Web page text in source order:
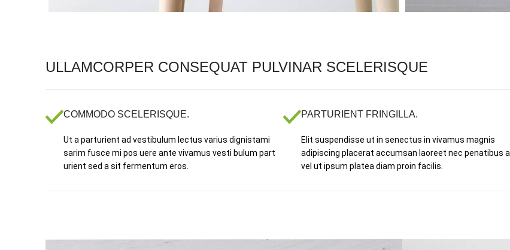
ULLAMCORPER CONSEQUAT PULVINAR SCELERISQUE
COMMODO SCELERISQUE.
Ut a parturient ad vestibulum lectus varius dignistami
sarim fusce mi pos uere ante vivamus vesti bulum part
urient sed a sit fermentum eros.
PARTURIENT FRINGILLA.
Elit suspendisse ut in senectus in vivamus magnis
adipiscing placerat accumsan laoreet nec penatibus a
vel ut ipsum platea diam proin facilis.